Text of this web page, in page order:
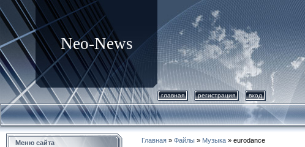
Neo-News
главная регистрация вход
Меню сайта Главная » Файлы » Музыка » eurodance